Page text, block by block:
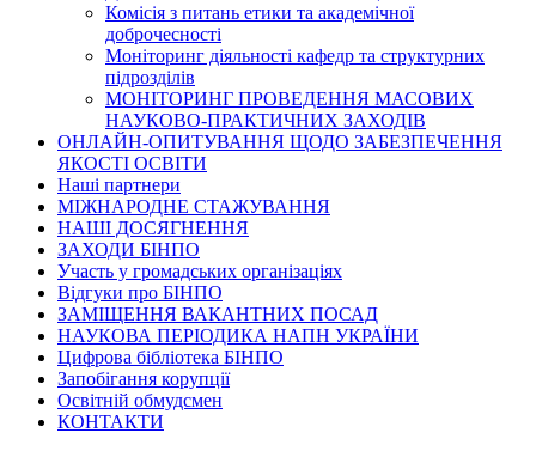
Комісія з питань етики та академічної
доброчесності
Моніторинг діяльності кафедр та структурних
підрозділів
МОНІТОРИНГ ПРОВЕДЕННЯ МАСОВИХ
НАУКОВО-ПРАКТИЧНИХ ЗАХОДІВ
ОНЛАЙН-ОПИТУВАННЯ ЩОДО ЗАБЕЗПЕЧЕННЯ
ЯКОСТІ ОСВІТИ
Наші партнери
МІЖНАРОДНЕ СТАЖУВАННЯ
НАШІ ДОСЯГНЕННЯ
ЗАХОДИ БІНПО
Участь у громадських організаціях
Відгуки про БІНПО
ЗАМІЩЕННЯ ВАКАНТНИХ ПОСАД
НАУКОВА ПЕРІОДИКА НАПН УКРАЇНИ
Цифрова бібліотека БІНПО
Запобігання корупції
Освітній обмудсмен
КОНТАКТИ